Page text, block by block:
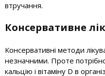
втручання.
Консервативне
Консервативні методи
незначними. Проте
кальцію і вітаміну D в